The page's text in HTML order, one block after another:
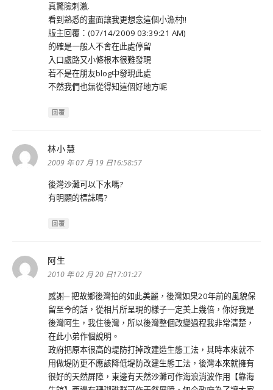
真驚險刺激.
看到熟悉的畫面讓我更想念這個小漁村!!
版主回覆：(07/14/2009 03:39:21 AM)
的確是一般人不會在此處停留
入口處路又小條根本很難發現
若不是在朋友blog中發現此處
不然我們也無從得知這個好地方呢
回覆
林小慧
示:
2009 年 07 月 19 日16:58:57
後灣沙灘可以下水嗎?
有明顯的標誌嗎?
回覆
阿生
示:
2010 年 02 月 20 日17:01:27
感謝─ 把故鄉後灣拍的如此美麗，後灣如果20年前的風貌保
留至今的話，從相片所呈現的樣子一定美上幾倍，你好我是
後灣阿生，我住後灣，所以後灣整個改變過程我非常清楚，
在此小弟作個說明。
政府把原本很高的堤防打掉改建造生態工法，其時本來就不
用做堤防更不應該降低堤防改建生態工法，後灣本來就擁有
很好的天然屏障，東邊有天然沙灘可作海浪消波作用【靠海